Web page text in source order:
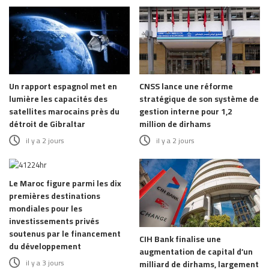
Un rapport espagnol met en
lumière les capacités des
satellites marocains près du
détroit de Gibraltar
il y a 2 jours
CNSS lance une réforme
stratégique de son système de
gestion interne pour 1,2
million de dirhams
il y a 2 jours
Le Maroc figure parmi les dix
premières destinations
mondiales pour les
investissements privés
soutenus par le financement
du développement
il y a 3 jours
CIH Bank finalise une
augmentation de capital d’un
milliard de dirhams, largement